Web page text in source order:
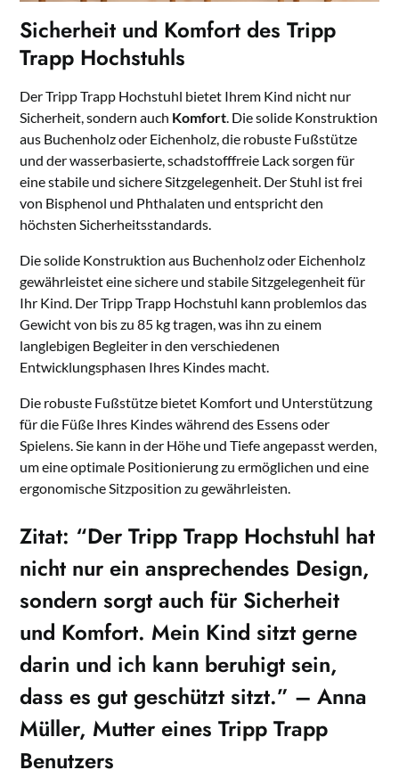
Sicherheit und Komfort des Tripp
Trapp Hochstuhls
Der Tripp Trapp Hochstuhl bietet Ihrem Kind nicht nur
Sicherheit, sondern auch Komfort. Die solide Konstruktion
aus Buchenholz oder Eichenholz, die robuste Fußstütze
und der wasserbasierte, schadstofffreie Lack sorgen für
eine stabile und sichere Sitzgelegenheit. Der Stuhl ist frei
von Bisphenol und Phthalaten und entspricht den
höchsten Sicherheitsstandards.
Die solide Konstruktion aus Buchenholz oder Eichenholz
gewährleistet eine sichere und stabile Sitzgelegenheit für
Ihr Kind. Der Tripp Trapp Hochstuhl kann problemlos das
Gewicht von bis zu 85 kg tragen, was ihn zu einem
langlebigen Begleiter in den verschiedenen
Entwicklungsphasen Ihres Kindes macht.
Die robuste Fußstütze bietet Komfort und Unterstützung
für die Füße Ihres Kindes während des Essens oder
Spielens. Sie kann in der Höhe und Tiefe angepasst werden,
um eine optimale Positionierung zu ermöglichen und eine
ergonomische Sitzposition zu gewährleisten.
Zitat: “Der Tripp Trapp Hochstuhl hat
nicht nur ein ansprechendes Design,
sondern sorgt auch für Sicherheit
und Komfort. Mein Kind sitzt gerne
darin und ich kann beruhigt sein,
dass es gut geschützt sitzt.” – Anna
Müller, Mutter eines Tripp Trapp
Benutzers